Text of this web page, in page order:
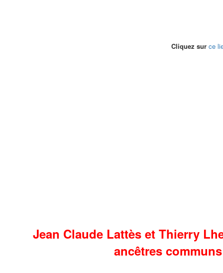
Cliquez sur ce
Jean Claude Lattès et Thierry
ancêtres communs